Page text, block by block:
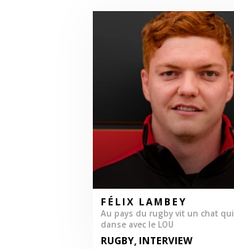
FÉLIX LAMBEY
Au pays du rugby vit un chat qui
danse avec le LOU
RUGBY, INTERVIEW